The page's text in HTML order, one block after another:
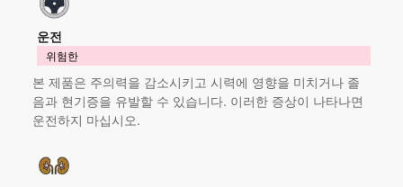
운전
위험한
본 제품은 주의력을 감소시키고 시력에 영향을 미치거나 졸
음과 현기증을 유발할 수 있습니다. 이러한 증상이 나타나면
운전하지 마십시오.